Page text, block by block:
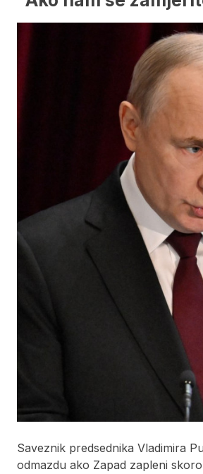
Saveznik predsednika Vladimira
odmazdu ako Zapad zapleni